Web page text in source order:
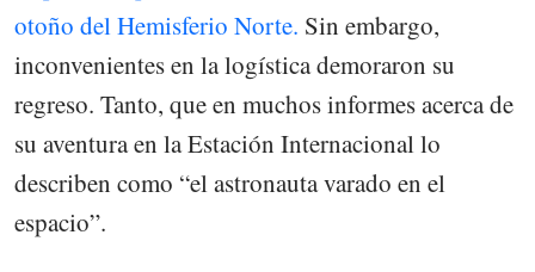
otoño del Hemisferio Norte. Sin embargo,
inconvenientes en la logística demoraron su
regreso. Tanto, que en muchos informes acerca de
su aventura en la Estación Internacional lo
describen como “el astronauta varado en el
espacio”.